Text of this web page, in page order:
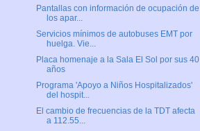
Pantallas con información de ocupación de
los apar...
Servicios mínimos de autobuses EMT por
huelga. Vie...
Placa homenaje a la Sala El Sol por sus 40
años
Programa 'Apoyo a Niños Hospitalizados'
del hospit...
El cambio de frecuencias de la TDT afecta
a 112.55...